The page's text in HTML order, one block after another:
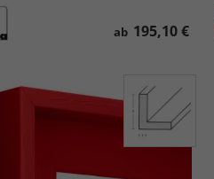
ab 195,10 €